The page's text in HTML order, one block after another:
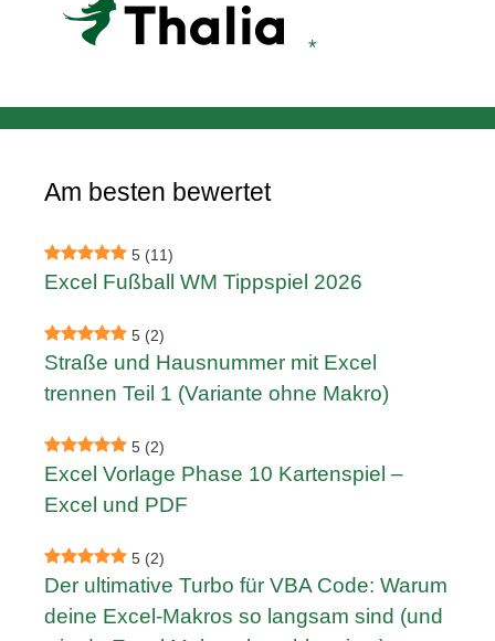
Am besten bewertet
5 (11)
Excel Fußball WM Tippspiel 2026
5 (2)
Straße und Hausnummer mit Excel
trennen Teil 1 (Variante ohne Makro)
5 (2)
Excel Vorlage Phase 10 Kartenspiel –
Excel und PDF
5 (2)
Der ultimative Turbo für VBA Code: Warum
deine Excel-Makros so langsam sind (und